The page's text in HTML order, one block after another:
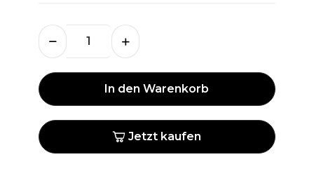
In den Warenkorb
Jetzt kaufen